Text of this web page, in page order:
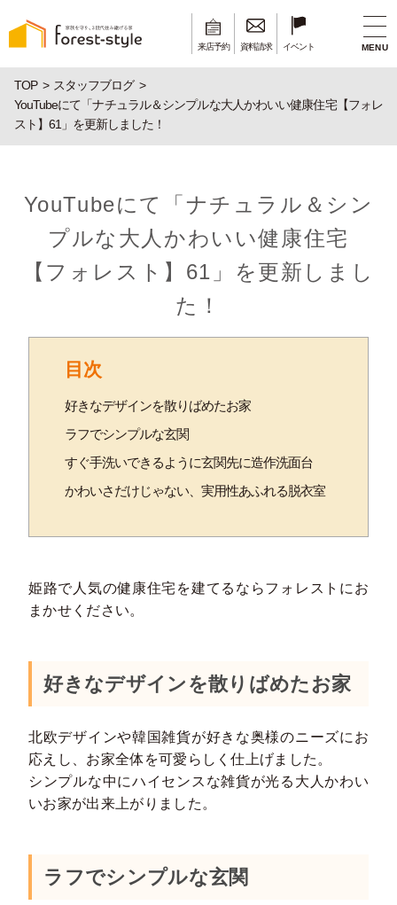
来店予約 資料請求 イベント MENU
TOP
スタッフブログ
YouTubeにて「ナチュラル＆シンプルな大人かわいい健康住宅【フォレ
スト】61」を更新しました！
YouTubeにて「ナチュラル＆シン
プルな大人かわいい健康住宅
【フォレスト】61」を更新しまし
た！
目次
好きなデザインを散りばめたお家
ラフでシンプルな玄関
すぐ手洗いできるように玄関先に造作洗面台
かわいさだけじゃない、実用性あふれる脱衣室
姫路で人気の健康住宅を建てるならフォレストにお
まかせください。
好きなデザインを散りばめたお家
北欧デザインや韓国雑貨が好きな奥様のニーズにお
応えし、お家全体を可愛らしく仕上げました。
シンプルな中にハイセンスな雑貨が光る大人かわい
いお家が出来上がりました。
ラフでシンプルな玄関